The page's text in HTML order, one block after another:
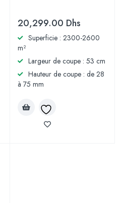
20,299.00 Dhs
Superficie : 2300-2600
m²
Largeur de coupe : 53 cm
Hauteur de coupe : de 28
à 75 mm